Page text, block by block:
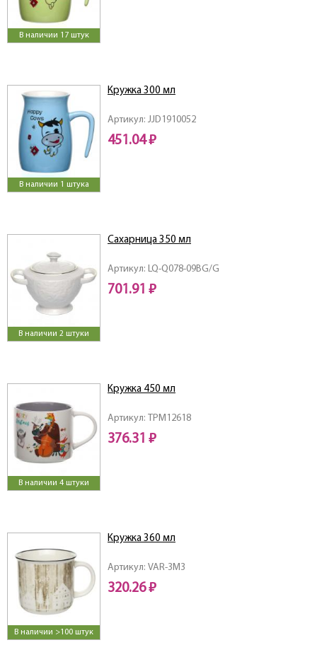
В наличии 17 штук
В наличии 1 штука
Артикул: JJD1910052
Кружка 300 мл
451.04 ₽
В наличии 2 штуки
Артикул: LQ-Q078-09BG/G
Сахарница 350 мл
701.91 ₽
В наличии 4 штуки
Артикул: TPM12618
Кружка 450 мл
376.31 ₽
В наличии >100 штук
Артикул: VAR-3M3
Кружка 360 мл
320.26 ₽